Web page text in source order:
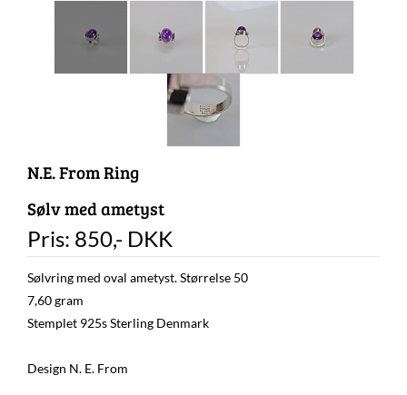
N.E. From Ring
Sølv med ametyst
Pris: 850,- DKK
Sølvring med oval ametyst. Størrelse 50
7,60 gram
Stemplet 925s Sterling Denmark
Design N. E. From